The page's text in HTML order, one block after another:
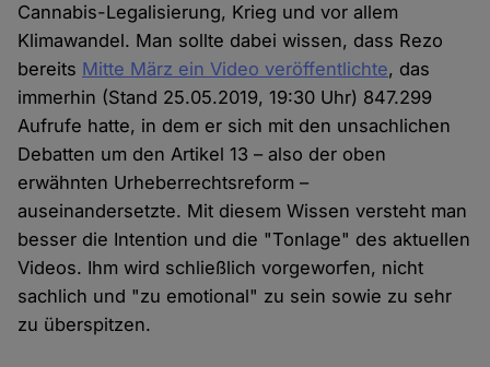
Cannabis-Legalisierung, Krieg und vor allem
Klimawandel. Man sollte dabei wissen, dass Rezo
bereits Mitte März ein Video veröffentlichte, das
immerhin (Stand 25.05.2019, 19:30 Uhr) 847.299
Aufrufe hatte, in dem er sich mit den unsachlichen
Debatten um den Artikel 13 – also der oben
erwähnten Urheberrechtsreform –
auseinandersetzte. Mit diesem Wissen versteht man
besser die Intention und die "Tonlage" des aktuellen
Videos. Ihm wird schließlich vorgeworfen, nicht
sachlich und "zu emotional" zu sein sowie zu sehr
zu überspitzen.